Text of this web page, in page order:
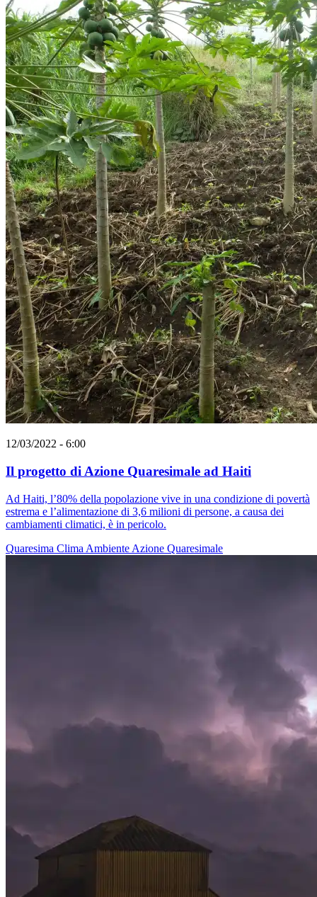
12/03/2022 - 6:00
Il progetto di Azione Quaresimale ad Haiti
Ad Haiti, l’80% della popolazione vive in una condizione di povertà
estrema e l’alimentazione di 3,6 milioni di persone, a causa dei
cambiamenti climatici, è in pericolo.
Quaresima Clima Ambiente Azione Quaresimale